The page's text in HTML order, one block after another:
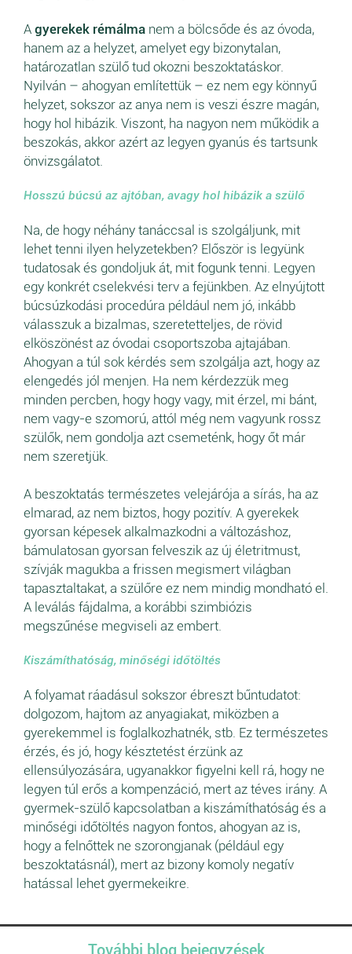
A gyerekek rémálma nem a bölcsőde és az óvoda,
hanem az a helyzet, amelyet egy bizonytalan,
határozatlan szülő tud okozni beszoktatáskor.
Nyilván – ahogyan említettük – ez nem egy könnyű
helyzet, sokszor az anya nem is veszi észre magán,
hogy hol hibázik. Viszont, ha nagyon nem működik a
beszokás, akkor azért az legyen gyanús és tartsunk
önvizsgálatot.
Hosszú búcsú az ajtóban, avagy hol hibázik a szülő
Na, de hogy néhány tanáccsal is szolgáljunk, mit
lehet tenni ilyen helyzetekben? Először is legyünk
tudatosak és gondoljuk át, mit fogunk tenni. Legyen
egy konkrét cselekvési terv a fejünkben. Az elnyújtott
búcsúzkodási procedúra például nem jó, inkább
válasszuk a bizalmas, szeretetteljes, de rövid
elköszönést az óvodai csoportszoba ajtajában.
Ahogyan a túl sok kérdés sem szolgálja azt, hogy az
elengedés jól menjen. Ha nem kérdezzük meg
minden percben, hogy hogy vagy, mit érzel, mi bánt,
nem vagy-e szomorú, attól még nem vagyunk rossz
szülők, nem gondolja azt csemeténk, hogy őt már
nem szeretjük.
A beszoktatás természetes velejárója a sírás, ha az
elmarad, az nem biztos, hogy pozitív. A gyerekek
gyorsan képesek alkalmazkodni a változáshoz,
bámulatosan gyorsan felveszik az új életritmust,
szívják magukba a frissen megismert világban
tapasztaltakat, a szülőre ez nem mindig mondható el.
A leválás fájdalma, a korábbi szimbiózis
megszűnése megviseli az embert.
Kiszámíthatóság, minőségi időtöltés
A folyamat ráadásul sokszor ébreszt bűntudatot:
dolgozom, hajtom az anyagiakat, miközben a
gyerekemmel is foglalkozhatnék, stb. Ez természetes
érzés, és jó, hogy késztetést érzünk az
ellensúlyozására, ugyanakkor figyelni kell rá, hogy ne
legyen túl erős a kompenzáció, mert az téves irány. A
gyermek-szülő kapcsolatban a kiszámíthatóság és a
minőségi időtöltés nagyon fontos, ahogyan az is,
hogy a felnőttek ne szorongjanak (például egy
beszoktatásnál), mert az bizony komoly negatív
hatással lehet gyermekeikre.